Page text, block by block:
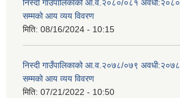
निस्दी गाउँपालिकाको आ.व.२०८०/०८१
सम्मको आय व्यय विवरण
मिति: 08/16/2024 - 10:15
निस्दी गाउँपालिकाको आ.व.२०७८/०७९
सम्मको आय व्यय विवरण
मिति: 07/21/2022 - 10:50